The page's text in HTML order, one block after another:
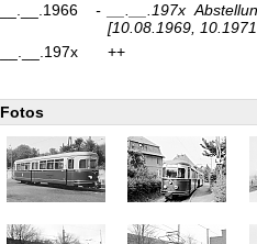
__.__.1966
- __.__.197x
[10.08.1969,
__.__.197x
++
Fotos